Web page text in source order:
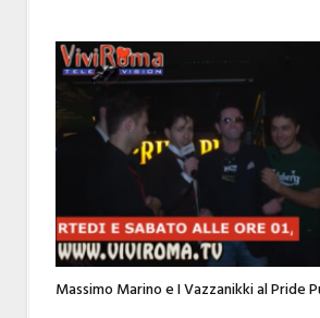
Massimo Marino e I Vazzanikki al Pride